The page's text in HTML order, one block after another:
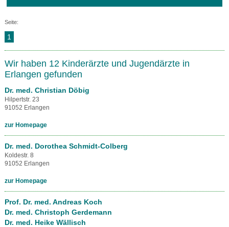
Seite:
1
Wir haben 12 Kinderärzte und Jugendärzte in
Erlangen gefunden
Dr. med. Christian Döbig
Hilpertstr. 23
91052 Erlangen
zur Homepage
Dr. med. Dorothea Schmidt-Colberg
Koldestr. 8
91052 Erlangen
zur Homepage
Prof. Dr. med. Andreas Koch
Dr. med. Christoph Gerdemann
Dr. med. Heike Wällisch